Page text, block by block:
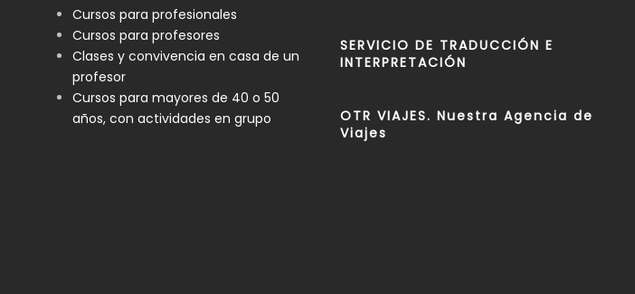
Cursos para profesionales
Cursos para profesores
Clases y convivencia en casa de un
profesor
Cursos para mayores de 40 o 50
años, con actividades en grupo
SERVICIO DE TRADUCCIÓN E
INTERPRETACIÓN
OTR VIAJES. Nuestra Agencia de
Viajes